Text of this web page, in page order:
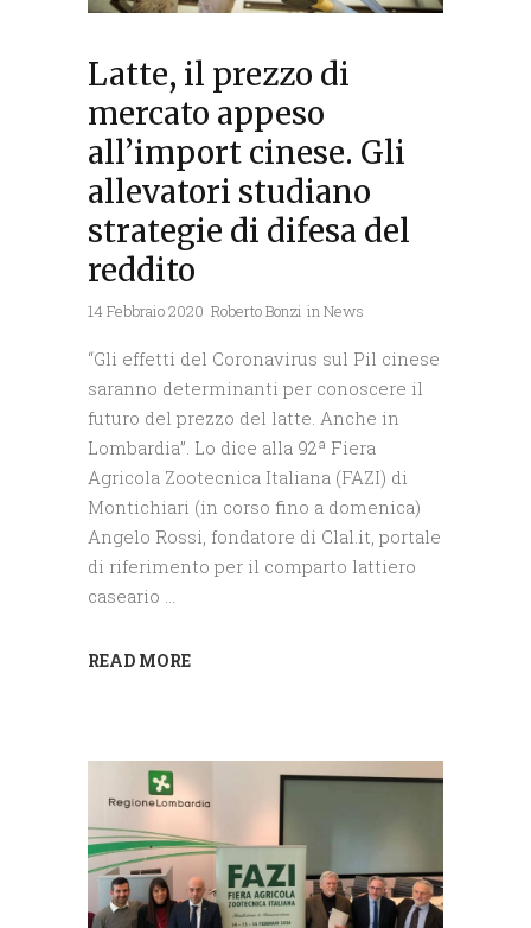
Latte, il prezzo di
mercato appeso
all’import cinese. Gli
allevatori studiano
strategie di difesa del
reddito
14 Febbraio 2020 Roberto Bonzi in News
“Gli effetti del Coronavirus sul Pil cinese
saranno determinanti per conoscere il
futuro del prezzo del latte. Anche in
Lombardia”. Lo dice alla 92ª Fiera
Agricola Zootecnica Italiana (FAZI) di
Montichiari (in corso fino a domenica)
Angelo Rossi, fondatore di Clal.it, portale
di riferimento per il comparto lattiero
caseario
READ MORE